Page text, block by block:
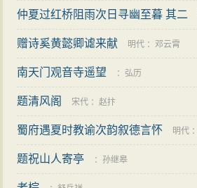
仲夏过红桥阻雨次日寻幽至暮 其二
赠诗奚黄懿卿谑来献 明代 ：邓云霄
南天门观音寺遥望 ： 弘历
题清风阁 宋代 ：赵抃
蜀府遇夏时教谕次韵叙德言怀 明代 ：
题祝山人寄亭 ：孙继皋